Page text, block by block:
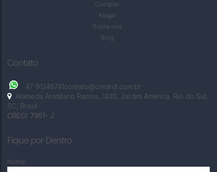
Comprar
Alugar
Sobre nós
Blog
Contato
47 91346741contato@cimardi.com.br
Alameda Aristiliano Ramos, 1430, Jardim América, Rio do Sul,
SC, Brasil
CRECI: 7951- J
Fique por Dentro
Nome: